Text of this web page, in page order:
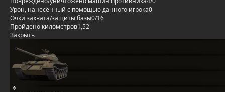
Урон, нанесённый с помощью данного игрока0
Очки захвата/защиты базы0/16
Пройдено километров1,52
Закрыть